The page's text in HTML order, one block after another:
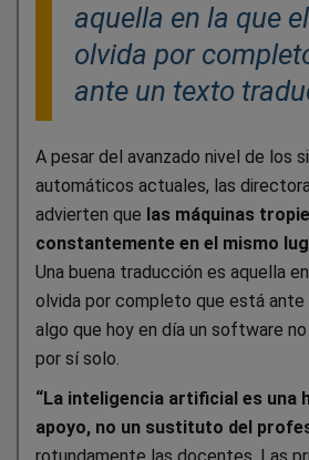
aquella en la que
olvida por
ante un texto
A pesar del avanzado nivel de los
automáticos actuales, las
advierten que las máquinas
constantemente en el mismo
Una buena traducción es aquella
olvida por completo que está
algo que hoy en día un software
por sí solo.
“La inteligencia artificial es una
apoyo, no un sustituto del